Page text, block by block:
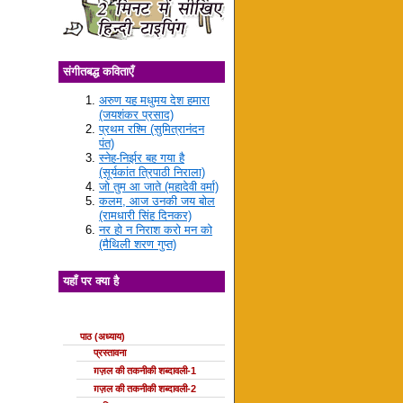
संगीतबद्ध कविताएँ
अरुण यह मधुमय देश हमारा
(जयशंकर प्रसाद)
प्रथम रश्मि (सुमित्रानंदन
पंत)
स्नेह-निर्झर बह गया है
(सूर्यकांत त्रिपाठी निराला)
जो तुम आ जाते (महादेवी वर्मा)
कलम, आज उनकी जय बोल
(रामधारी सिंह दिनकर)
नर हो न निराश करो मन को
(मैथिली शरण गुप्त)
यहाँ पर क्या है
पाठ (अध्याय)
प्रस्तावना
ग़ज़ल की तकनीकी शब्दावली-1
ग़ज़ल की तकनीकी शब्दावली-2